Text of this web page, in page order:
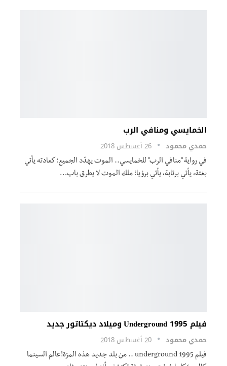
الخمايسي ومنافي الرب
حمدي محمود 26 أغسطس 2018
في رواية "منافي الرب" للخمايسي.. الموت يهدّد الجميع؛ كعادته يأتي
بغتة، يأتي برتابة، يأتي برؤيا؛ ملك الموت لا يطرق باب…
فيلم Underground 1995 وميلاد ديكتاتور جديد
حمدي محمود 20 أغسطس 2018
فيلم underground 1995 .. من بلد جديد هذه المرّة!عالم السينما